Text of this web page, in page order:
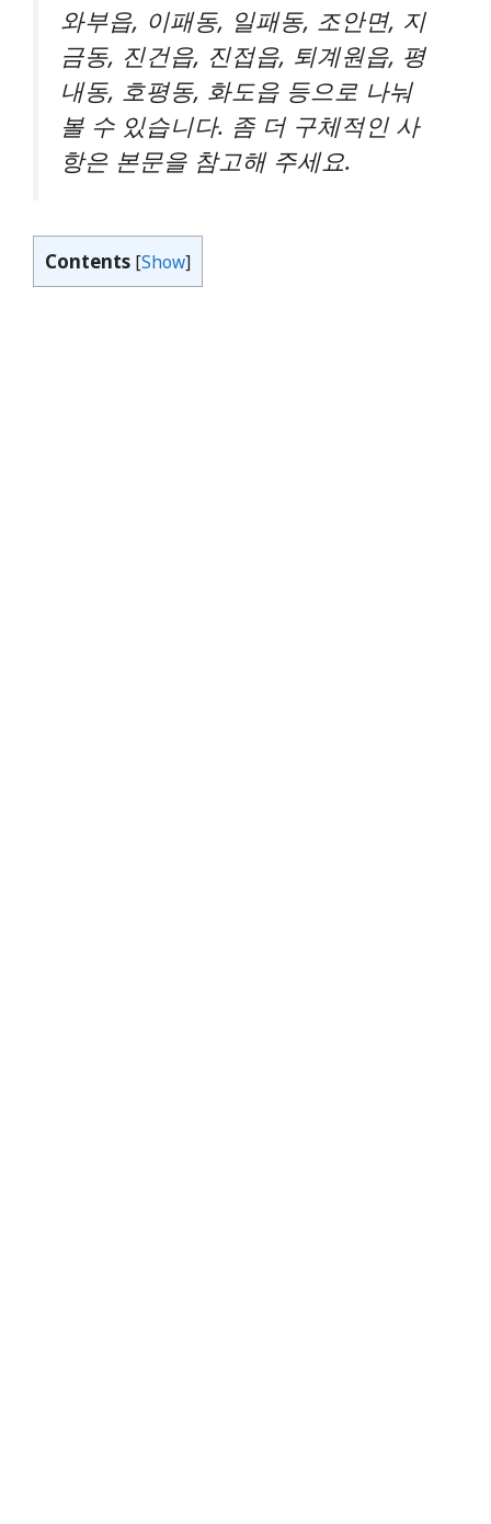
와부읍, 이패동, 일패동, 조안면, 지
금동, 진건읍, 진접읍, 퇴계원읍, 평
내동, 호평동, 화도읍 등으로 나눠
볼 수 있습니다. 좀 더 구체적인 사
항은 본문을 참고해 주세요.
Contents [Show]